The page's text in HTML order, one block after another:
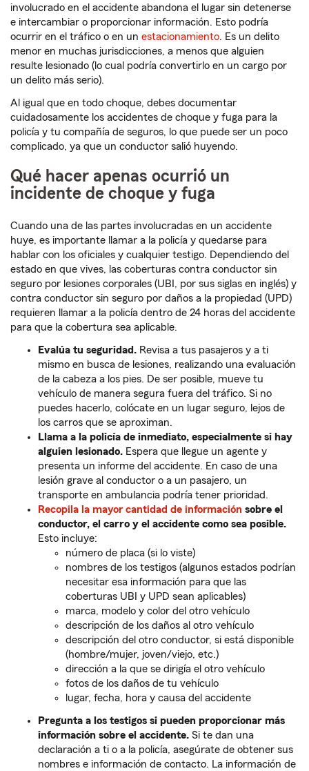
involucrado en el accidente abandona el lugar sin detenerse
e intercambiar o proporcionar información. Esto podría
ocurrir en el tráfico o en un estacionamiento. Es un delito
menor en muchas jurisdicciones, a menos que alguien
resulte lesionado (lo cual podría convertirlo en un cargo por
un delito más serio).
Al igual que en todo choque, debes documentar
cuidadosamente los accidentes de choque y fuga para la
policía y tu compañía de seguros, lo que puede ser un poco
complicado, ya que un conductor salió huyendo.
Qué hacer apenas ocurrió un
incidente de choque y fuga
Cuando una de las partes involucradas en un accidente
huye, es importante llamar a la policía y quedarse para
hablar con los oficiales y cualquier testigo. Dependiendo del
estado en que vives, las coberturas contra conductor sin
seguro por lesiones corporales (UBI, por sus siglas en inglés) y
contra conductor sin seguro por daños a la propiedad (UPD)
requieren llamar a la policía dentro de 24 horas del accidente
para que la cobertura sea aplicable.
Evalúa tu seguridad. Revisa a tus pasajeros y a ti
mismo en busca de lesiones, realizando una evaluación
de la cabeza a los pies. De ser posible, mueve tu
vehículo de manera segura fuera del tráfico. Si no
puedes hacerlo, colócate en un lugar seguro, lejos de
los carros que se aproximan.
Llama a la policía de inmediato, especialmente si hay
alguien lesionado. Espera que llegue un agente y
presenta un informe del accidente. En caso de una
lesión grave al conductor o a un pasajero, un
transporte en ambulancia podría tener prioridad.
Recopila la mayor cantidad de información sobre el
conductor, el carro y el accidente como sea posible.
Esto incluye:
número de placa (si lo viste)
nombres de los testigos (algunos estados podrían
necesitar esa información para que las
coberturas UBI y UPD sean aplicables)
marca, modelo y color del otro vehículo
descripción de los daños al otro vehículo
descripción del otro conductor, si está disponible
(hombre/mujer, joven/viejo, etc.)
dirección a la que se dirigía el otro vehículo
fotos de los daños de tu vehículo
lugar, fecha, hora y causa del accidente
Pregunta a los testigos si pueden proporcionar más
información sobre el accidente. Si te dan una
declaración a ti o a la policía, asegúrate de obtener sus
nombres e información de contacto. La información de